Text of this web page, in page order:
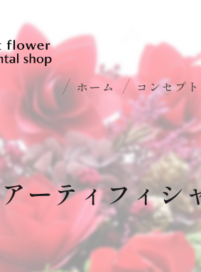
ホーム コンセプト
アーティフィシ